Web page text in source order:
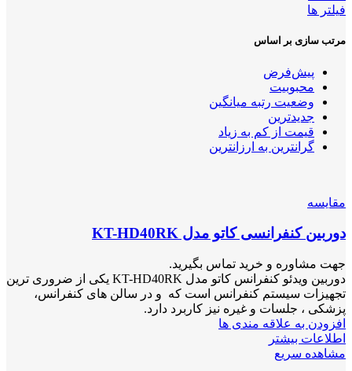
فیلتر ها
مرتب سازی بر اساس
پیش‌فرض
محبوبیت
وضعیت رتبه میانگین
جدیدترین
قیمت از کم به زیاد
گرانترین به ارزانترین
مقایسه
دوربین کنفرانسی کاتو مدل KT-HD40RK
جهت مشاوره و خرید تماس بگیرید.
دوربین ویدئو کنفرانس کاتو مدل KT-HD40RK یکی از ضروری ترین
تجهیزات سیستم کنفرانس است که و در سالن های کنفرانس،
پزشکی ، جلسات و غیره نیز کاربرد دارد.
افزودن به علاقه مندی ها
اطلاعات بیشتر
مشاهده سریع